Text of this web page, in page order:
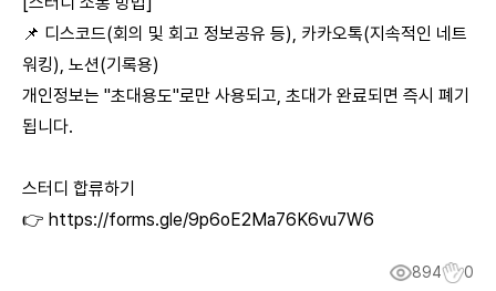
📌 디스코드(회의 및 회고 정보공유 등), 카카오톡(지속적인 네트
워킹), 노션(기록용)
개인정보는 "초대용도"로만 사용되고, 초대가 완료되면 즉시 폐기
됩니다.
스터디 합류하기
👉 https://forms.gle/9p6oE2Ma76K6vu7W6
894 0